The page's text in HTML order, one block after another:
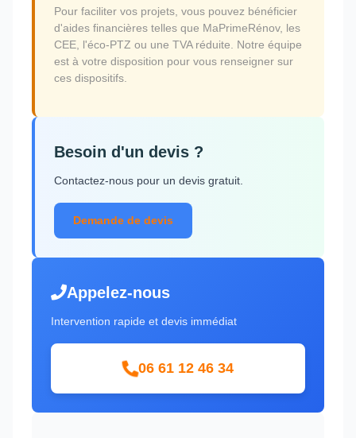
Pour faciliter vos projets, vous pouvez bénéficier
d'aides financières telles que MaPrimeRénov, les
CEE, l'éco-PTZ ou une TVA réduite. Notre équipe
est à votre disposition pour vous renseigner sur
ces dispositifs.
Besoin d'un devis ?
Contactez-nous pour un devis gratuit.
Demande de devis
Appelez-nous
Intervention rapide et devis immédiat
06 61 12 46 34